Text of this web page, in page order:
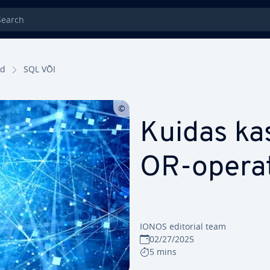
SQL VÕI
Kuidas
OR-
IONOS editorial team
02/27/2025
5 mins